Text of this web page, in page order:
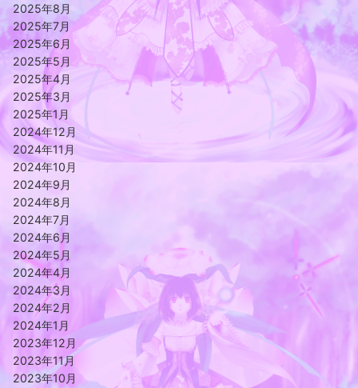
2025年8月
2025年7月
2025年6月
2025年5月
2025年4月
2025年3月
2025年1月
2024年12月
2024年11月
2024年10月
2024年9月
2024年8月
2024年7月
2024年6月
2024年5月
2024年4月
2024年3月
2024年2月
2024年1月
2023年12月
2023年11月
2023年10月